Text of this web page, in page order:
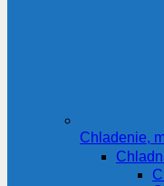
Chladenie,